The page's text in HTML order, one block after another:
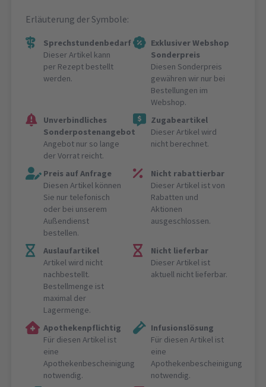
Erläuterung der Symbole:
Sprechstundenbedarf
Dieser Artikel kann
per Rezept bestellt
werden.
Exklusiver Webshop
Sonderpreis
Diesen Sonderpreis
gewähren wir nur bei
Bestellungen im
Webshop.
Unverbindliches
Sonderpostenangebot
Angebot nur so lange
der Vorrat reicht.
Zugabeartikel
Dieser Artikel wird
nicht berechnet.
Preis auf Anfrage
Diesen Artikel können
Sie nur telefonisch
oder bei unserem
Außendienst
bestellen.
Nicht rabattierbar
Dieser Artikel ist von
Rabatten und
Aktionen
ausgeschlossen.
Auslaufartikel
Artikel wird nicht
nachbestellt.
Bestellmenge ist
maximal der
Lagermenge.
Nicht lieferbar
Dieser Artikel ist
aktuell nicht lieferbar.
Apothekenpflichtig
Für diesen Artikel ist
eine
Apothekenbescheinigung
notwendig.
Infusionslösung
Für diesen Artikel ist
eine
Apothekenbescheinigung
notwendig.